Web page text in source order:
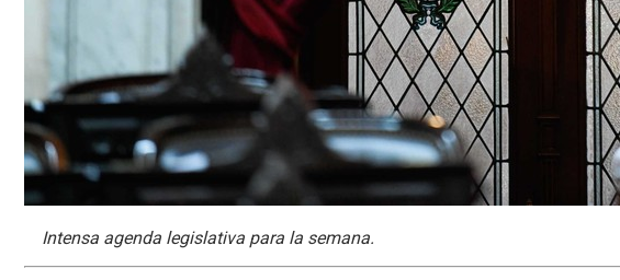
Intensa agenda legislativa para la semana.